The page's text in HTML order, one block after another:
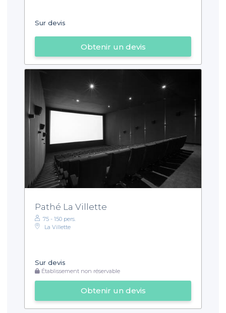
Sur devis
Obtenir un devis
Pathé La Villette
75 - 150 pers.
La Villette
Sur devis
Établissement non réservable
Obtenir un devis